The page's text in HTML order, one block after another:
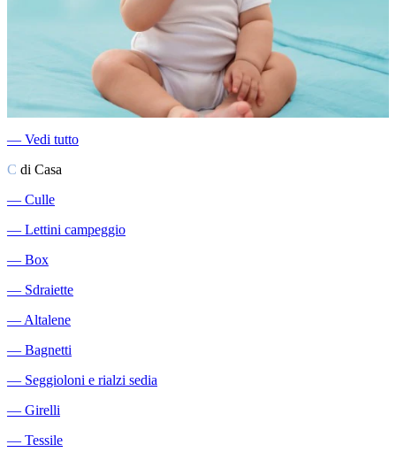
― Vedi tutto
C di Casa
― Culle
― Lettini campeggio
― Box
― Sdraiette
―Altalene
― Bagnetti
― Seggioloni e rialzi sedia
― Girelli
― Tessile